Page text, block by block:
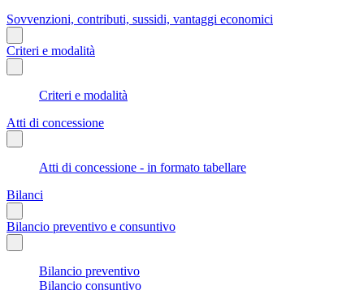
Sovvenzioni, contributi, sussidi, vantaggi economici
Criteri e modalità
Criteri e modalità
Atti di concessione
Atti di concessione - in formato tabellare
Bilanci
Bilancio preventivo e consuntivo
Bilancio preventivo
Bilancio consuntivo